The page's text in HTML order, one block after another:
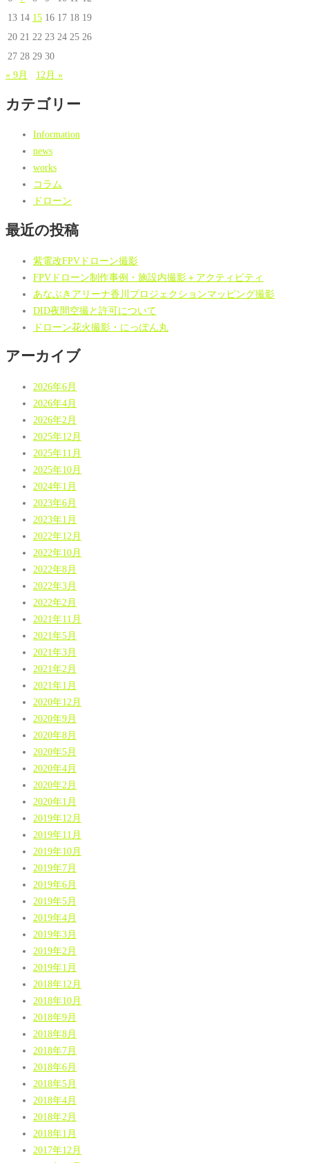
13 14 15 16 17 18 19
20 21 22 23 24 25 26
27 28 29 30
« 9月
12月 »
カテゴリー
Information
news
works
コラム
ドローン
最近の投稿
紫電改FPVドローン撮影
FPVドローン制作事例・施設内撮影＋アクティビティ
あなぶきアリーナ香川プロジェクションマッピング撮影
DID夜間空撮と許可について
ドローン花火撮影・にっぽん丸
アーカイブ
2026年6月
2026年4月
2026年2月
2025年12月
2025年11月
2025年10月
2024年1月
2023年6月
2023年1月
2022年12月
2022年10月
2022年8月
2022年3月
2022年2月
2021年11月
2021年5月
2021年3月
2021年2月
2021年1月
2020年12月
2020年9月
2020年8月
2020年5月
2020年4月
2020年2月
2020年1月
2019年12月
2019年11月
2019年10月
2019年7月
2019年6月
2019年5月
2019年4月
2019年3月
2019年2月
2019年1月
2018年12月
2018年10月
2018年9月
2018年8月
2018年7月
2018年6月
2018年5月
2018年4月
2018年2月
2018年1月
2017年12月